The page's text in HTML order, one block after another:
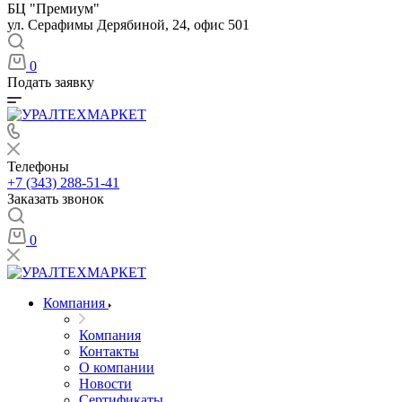
БЦ "Премиум"
ул. Серафимы Дерябиной, 24, офис 501
0
Подать заявку
Телефоны
+7 (343) 288-51-41
Заказать звонок
0
Компания
Компания
Контакты
О компании
Новости